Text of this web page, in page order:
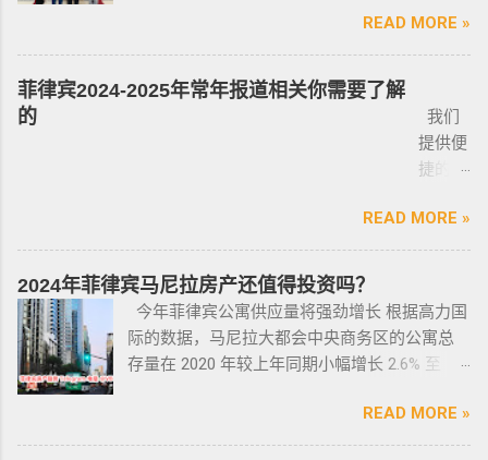
的两年以上徒刑的案子，才可以获得特殊枪支
下，才可以携带枪支。 菲律宾当局表示，新法
律将帮助他们更好地规范使用枪械，遏制涉枪
犯罪。 该法律更严厉规定，个人如果非法持有
无牌枪支且被定罪的话，将面临至少入狱30
禁止公民携带枪支进入公共场合的禁令，即使
是未当班的警察，在公共场合携带配枪，也会
因此而被逮捕。 要求枪支持有者，每两年更新
一次执照，并每四年登记一次枪支。 如果不遵
守，将导致撤销和没收枪支。 续期申请，需要
在该许可证期满之日前六个月内，向菲律宾国
此外还要求，要携带枪支外出的人，必须以合
次再来需要洗黑。 哪些情况会被遣返？ 1. 落地
签转旅游签的旅客，如果没有提前在移民局处
理，出境在机场就被扣护照。 2. 2016年克拉克
事件被抓的，又保关入境的客户必须要做遣返
才能出境。 3. 在菲律宾工作无牌照被本地警察
抓，在拘留所等待遣返或保出来做遣返。 4. 在
5. 在机场海关是黑名单保关入境的，回国要做
了NBI，这2步做好了以后如果不着急走，最长
等待时间是半年。半年内都可以随时走。 菲律
宾做了遣返会是黑名单吗？ 但凡做了遣返都是
黑名单。遣返的流程第一步就是申请驱逐令。
中国人出境被扣护照，被扣护照后面的处理方
式只有遣返。 上了菲律宾黑名单以后怎么再入
急下单，一定要多渠道比价，多维度评估，最
车人和 和你交易的是不是同一个人 ； 在菲买二
手车一般都是车主将车卖给车行，车行再把车
卖给你，所以有几个细节你要注意了： 1、你会
拿到两份合同，第一份是车主卖给车行的，这
是否一致，车主ID和车行老板ID复印件作为合同
附件一同给你，每一个ID旁边都要有车主的签
名； 2、第二份合同一般都是一张空白的合同，
只有车行的签字，所以你要核对签字是否一
致，如果可以尽量多要一些签过字的合同，后
面会说为什么； 3、检查CR/OR原件，原件，原
哪里交保险，保险品类； 4、车牌要注意是不是
申请菲律宾的移民签证呢？ 接下来，我们将
分析菲律宾移民签证之所以 备受欢迎的几大原
因，并简要概述其申请条件与流程。菲律宾移
民签证和其他国家相比有很多独特的优势：其
申请成本相对较低，地理位置与中国相近，没
有繁琐的移民监限制，为申请者提供了极大的
便利与自由。 在菲律宾，主要有两种移民
签证：SRRV（退休移民签证）和SIRV（投资移
供了一个额外的永居身份，成功获得这些签证
后，不仅能在菲律宾享受更多福利与权益，而
且申请者的原有国籍与原有权益不会受到影
响。 退休移民签证——SRRV
宾退休署(PRA)颁发的移民绿卡，持有者可以自
由出入境，并在菲律宾永居。 申请条件一般
READ MORE »
菲律宾2024-2025年常年报道相关你需要了解
的
我们
提供便
捷的菲
侨常年
报道服
需要提
供
ICARD
人无须
READ MORE »
2024年菲律宾马尼拉房产还值得投资吗？
今年菲律宾公寓供应量将强劲增长 根据高力国
际的数据，马尼拉大都会中央商务区的公寓总
存量在 2020 年较上年同期小幅增长 2.6% 至
同比增长放缓。由于新冠疫情，2020 年仅交付
了约 3,370 套，低于 2019 年的 11,200套和过去
READ MORE »